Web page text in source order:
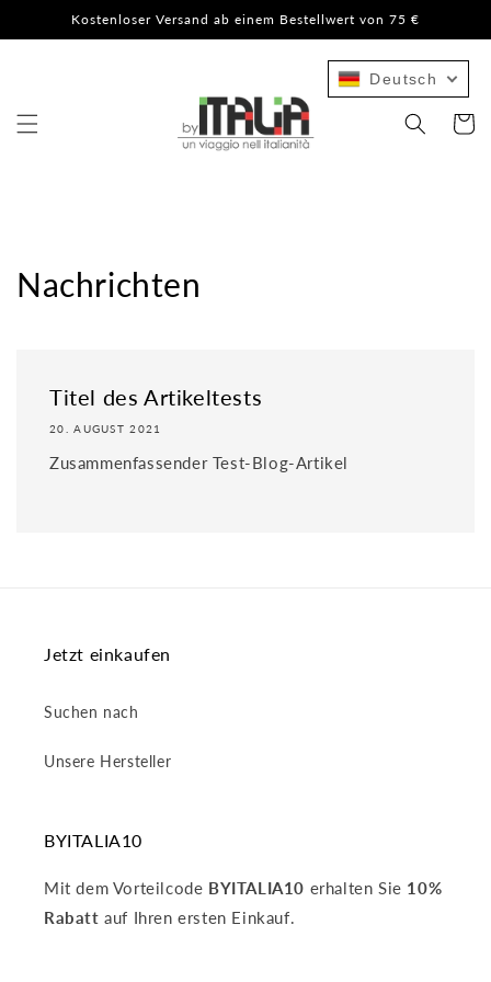
Inhalt
Kostenloser Versand ab einem Bestellwert von 75 €
Nachrichten
Titel des Artikeltests
20. AUGUST 2021
Zusammenfassender Test-Blog-Artikel
Jetzt einkaufen
Suchen nach
Unsere Hersteller
BYITALIA10
Mit dem Vorteilcode BYITALIA10 erhalten Sie 10%
Rabatt auf Ihren ersten Einkauf.
Deutsch